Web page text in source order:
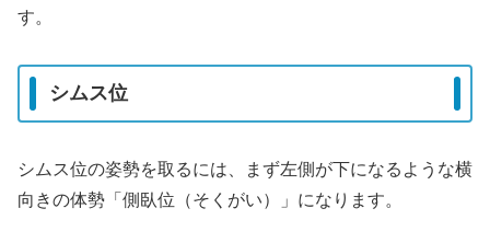
す。
シムス位
シムス位の姿勢を取るには、まず左側が下になるような横
向きの体勢「側臥位（そくがい）」になります。